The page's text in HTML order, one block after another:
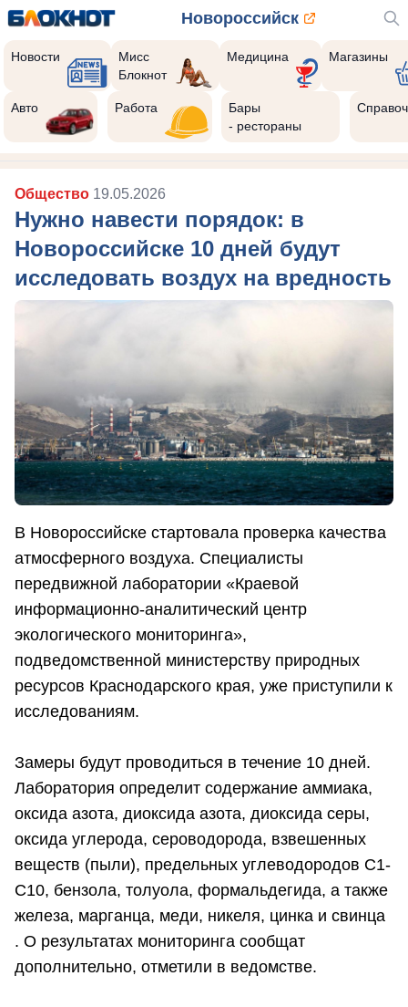
Новороссийск
Новости
Мисс
Блокнот
Медицина Магазины
Авто Работа
Бары
- рестораны
Общество 19.05.2026
Нужно навести порядок: в
Новороссийске 10 дней будут
исследовать воздух на вредность
В Новороссийске стартовала проверка качества
атмосферного воздуха. Специалисты
передвижной лаборатории «Краевой
информационно-аналитический центр
экологического мониторинга»,
подведомственной министерству природных
ресурсов Краснодарского края, уже приступили к
исследованиям.
Замеры будут проводиться в течение 10 дней.
Лаборатория определит содержание аммиака,
оксида азота, диоксида азота, диоксида серы,
оксида углерода, сероводорода, взвешенных
веществ (пыли), предельных углеводородов С1-
С10, бензола, толуола, формальдегида, а также
железа, марганца, меди, никеля, цинка и свинца
. О результатах мониторинга сообщат
дополнительно, отметили в ведомстве.